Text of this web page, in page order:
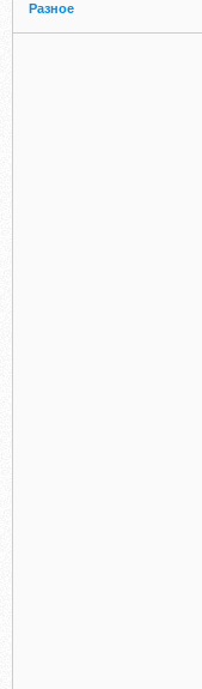
Разное